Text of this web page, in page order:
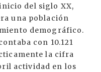
del siglo XX,
una población
demográfico.
con 10.121
la cifra
actividad en los